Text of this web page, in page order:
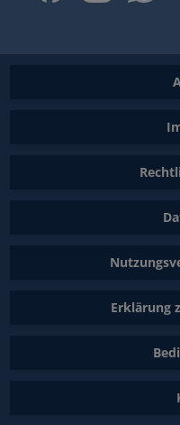
Erklärung